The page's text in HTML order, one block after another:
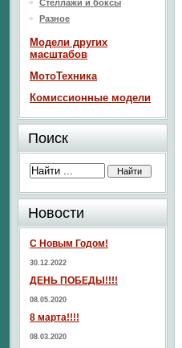
Стеллажи и боксы
Разное
Модели других
масштабов
МотоТехника
Комиссионные модели
Поиск
Новости
С Новым Годом!
30.12.2022
ДЕНЬ ПОБЕДЫ!!!!
08.05.2020
8 марта!!!!
08.03.2020